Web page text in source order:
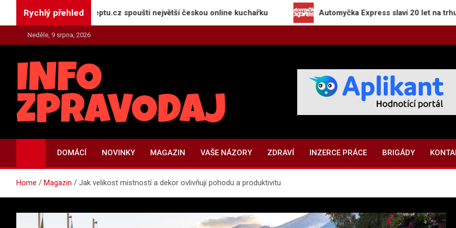
Rychlý přehledspouští největší českou online kuchařku Automyčka Express slaví 20 let na trhu novou
Neděle, 9 srpna, 2026
INFO-ZPRAVODAJ.CZ
DOMÁCÍ NOVINKY MAGAZIN VAŠE NÁZORY ZDRAVÍ INZERCE PRÁCE BRIGÁDY
Home Magazin Jak velikost místností a dekor ovlivňují pohodu a produktivitu